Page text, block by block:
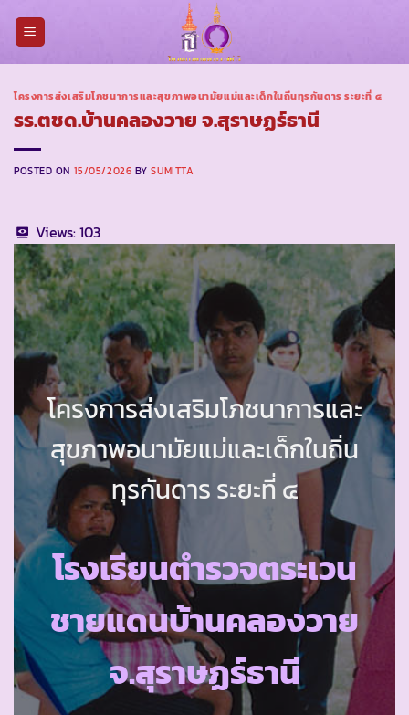
โครงการส่งเสริมโภชนาการและสุขภาพอนามัยแม่และเด็กในถิ่นทุรกันดาร ระยะที่ ๔
รร.ตชด.บ้านคลองวาย จ.สุราษฏร์ธานี
POSTED ON 15/05/2026 BYSUMITTA
Views:103
โครงการส่งเสริมโภชนาการและ
สุขภาพอนามัยแม่และเด็กในถิ่น
ทุรกันดาร ระยะที่ ๔
โรงเรียนตำรวจตระเวน
ชายแดนบ้านคลองวาย
จ.สุราษฏร์ธานี